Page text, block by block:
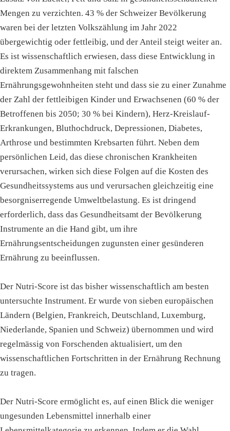
Mengen zu verzichten. 43 % der Schweizer Bevölkerung
waren bei der letzten Volkszählung im Jahr 2022
übergewichtig oder fettleibig, und der Anteil steigt weiter an.
Es ist wissenschaftlich erwiesen, dass diese Entwicklung in
direktem Zusammenhang mit falschen
Ernährungsgewohnheiten steht und dass sie zu einer Zunahme
der Zahl der fettleibigen Kinder und Erwachsenen (60 % der
Betroffenen bis 2050; 30 % bei Kindern), Herz-Kreislauf-
Erkrankungen, Bluthochdruck, Depressionen, Diabetes,
Arthrose und bestimmten Krebsarten führt. Neben dem
persönlichen Leid, das diese chronischen Krankheiten
verursachen, wirken sich diese Folgen auf die Kosten des
Gesundheitssystems aus und verursachen gleichzeitig eine
besorgniserregende Umweltbelastung. Es ist dringend
erforderlich, dass das Gesundheitsamt der Bevölkerung
Instrumente an die Hand gibt, um ihre
Ernährungsentscheidungen zugunsten einer gesünderen
Ernährung zu beeinflussen.
Der Nutri-Score ist das bisher wissenschaftlich am besten
untersuchte Instrument. Er wurde von sieben europäischen
Ländern (Belgien, Frankreich, Deutschland, Luxemburg,
Niederlande, Spanien und Schweiz) übernommen und wird
regelmässig von Forschenden aktualisiert, um den
wissenschaftlichen Fortschritten in der Ernährung Rechnung
zu tragen.
Der Nutri-Score ermöglicht es, auf einen Blick die weniger
ungesunden Lebensmittel innerhalb einer